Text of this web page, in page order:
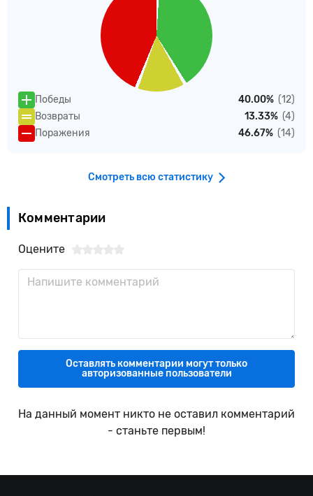
Победы 40.00% (12)
Возвраты
13.33% (4)
Поражения
46.67% (14)
Смотреть всю статистику
Комментарии
Оцените
Оставлять комментарии могут только
авторизованные пользователи
На данный момент никто не оставил комментарий
- станьте первым!